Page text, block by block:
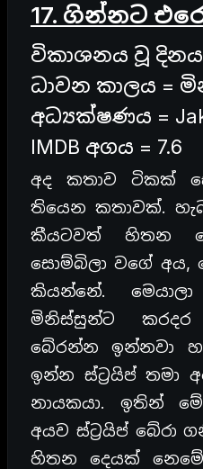
17. ගින්නට
විකාශනය වූ දිනය =
ධාවන කාලය =
අධ්‍යක්ෂණය =
IMDB අගය = 7.6
අද කතාව ටිකක්
තියෙන කතාවක්.
කීයටවත් හිතන
සොම්බිලා වගේ අය,
කියන්නේ.
මිනිස්සුන්ට කරදර
බේරන්න ඉන්නවා
ඉන්න ස්ට්‍රයිප් තමා
නායකයා. ඉතින්
අයව ස්ට්‍රයිප් බේරා
හිතන දෙයක්